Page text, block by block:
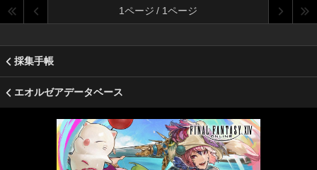
1ページ / 1ページ
採集手帳
エオルゼアデータベース